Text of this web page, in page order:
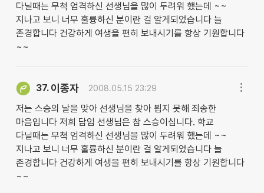
다닐때는 무척 엄격하신 선생님을 많이 두려워 했는데 ~~
지나고 보니 너무 훌륭하신 분이란 걸 알게되었습니다 늘
존경합니다 건강하게 여생을 편히 보내시기를 항상 기원합니다
~~
37. 이종자 2008.05.15 23:29
저는 스승의 날을 맞아 선생님을 찾아 뵙지 못해 죄송한
마음입니다 저희 담임 선생님은 참 스승이십니다. 학교
다닐때는 무척 엄격하신 선생님을 많이 두려워 했는데 ~~
지나고 보니 너무 훌륭하신 분이란 걸 알게되었습니다 늘
존경합니다 건강하게 여생을 편히 보내시기를 항상 기원합니다
~~